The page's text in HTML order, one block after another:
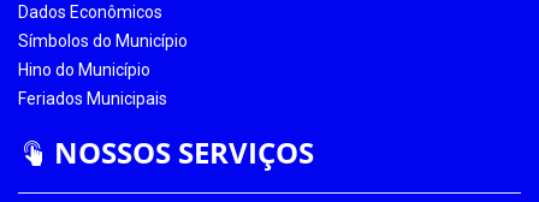
Dados Econômicos
Símbolos do Município
Hino do Município
Feriados Municipais
NOSSOS SERVIÇOS